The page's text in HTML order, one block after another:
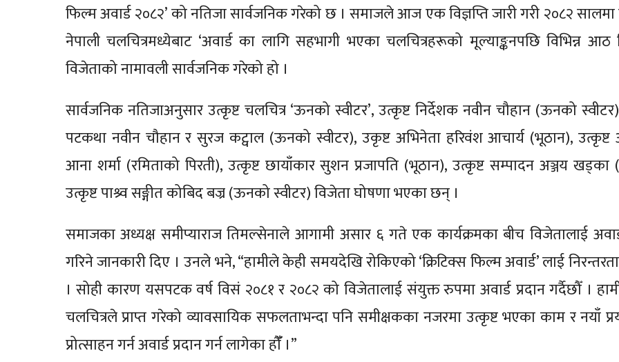
फिल्म अवार्ड २०८२’ को नतिजा सार्वजनिक गरेको छ । समाजले आज एक विज्ञप्ति जारी गरी २०८२ सालमा
नेपाली चलचित्रमध्येबाट ‘अवार्ड का लागि सहभागी भएका चलचित्रहरूको मूल्याङ्कनपछि विभिन्न आठ
विजेताको नामावली सार्वजनिक गरेको हो ।
सार्वजनिक नतिजाअनुसार उत्कृष्ट चलचित्र ‘ऊनको स्वीटर’, उत्कृष्ट निर्देशक नवीन चौहान (ऊनको
पटकथा नवीन चौहान र सुरज कट्वाल (ऊनको स्वीटर), उकृष्ट अभिनेता हरिवंश आचार्य (भूठान), उत्कृष्ट
आना शर्मा (रमिताको पिरती), उत्कृष्ट छायाँकार सुशन प्रजापति (भूठान), उत्कृष्ट सम्पादन अञ्जय खड्का
उत्कृष्ट पाश्र्व सङ्गीत कोबिद बज्र (ऊनको स्वीटर) विजेता घोषणा भएका छन् ।
समाजका अध्यक्ष समीप्याराज तिमल्सेनाले आगामी असार ६ गते एक कार्यक्रमका बीच विजेतालाई
गरिने जानकारी दिए । उनले भने, “हामीले केही समयदेखि रोकिएको ‘क्रिटिक्स फिल्म अवार्ड’ लाई
। सोही कारण यसपटक वर्ष विसं २०८१ र २०८२ को विजेतालाई संयुक्त रुपमा अवार्ड प्रदान गर्दैछौँ ।
चलचित्रले प्राप्त गरेको व्यावसायिक सफलताभन्दा पनि समीक्षकका नजरमा उत्कृष्ट भएका काम र नयाँ
प्रोत्साहन गर्न अवार्ड प्रदान गर्न लागेका हौँँ ।”